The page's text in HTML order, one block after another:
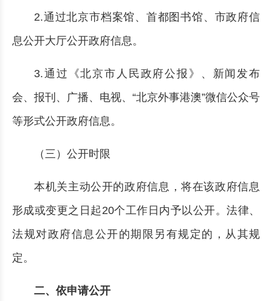
2.通过北京市档案馆、首都图书馆、市政府信
息公开大厅公开政府信息。
3.通过《北京市人民政府公报》、新闻发布
会、报刊、广播、电视、“北京外事港澳”微信公众号
等形式公开政府信息。
（三）公开时限
本机关主动公开的政府信息，将在该政府信息
形成或变更之日起20个工作日内予以公开。法律、
法规对政府信息公开的期限另有规定的，从其规
定。
二、依申请公开